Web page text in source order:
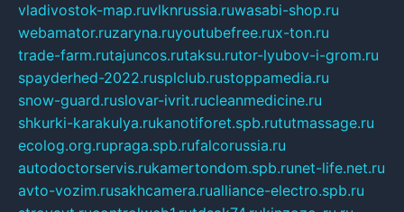
vladivostok-map.ruvlknrussia.ruwasabi-shop.ru
webamator.ruzaryna.ruyoutubefree.rux-ton.ru
trade-farm.rutajuncos.rutaksu.rutor-lyubov-i-grom.ru
spayderhed-2022.rusplclub.rustoppamedia.ru
snow-guard.ruslovar-ivrit.rucleanmedicine.ru
shkurki-karakulya.rukanotiforet.spb.rututmassage.ru
ecolog.org.rupraga.spb.rufalcorussia.ru
autodoctorservis.rukamertondom.spb.runet-life.net.ru
avto-vozim.rusakhcamera.rualliance-electro.spb.ru